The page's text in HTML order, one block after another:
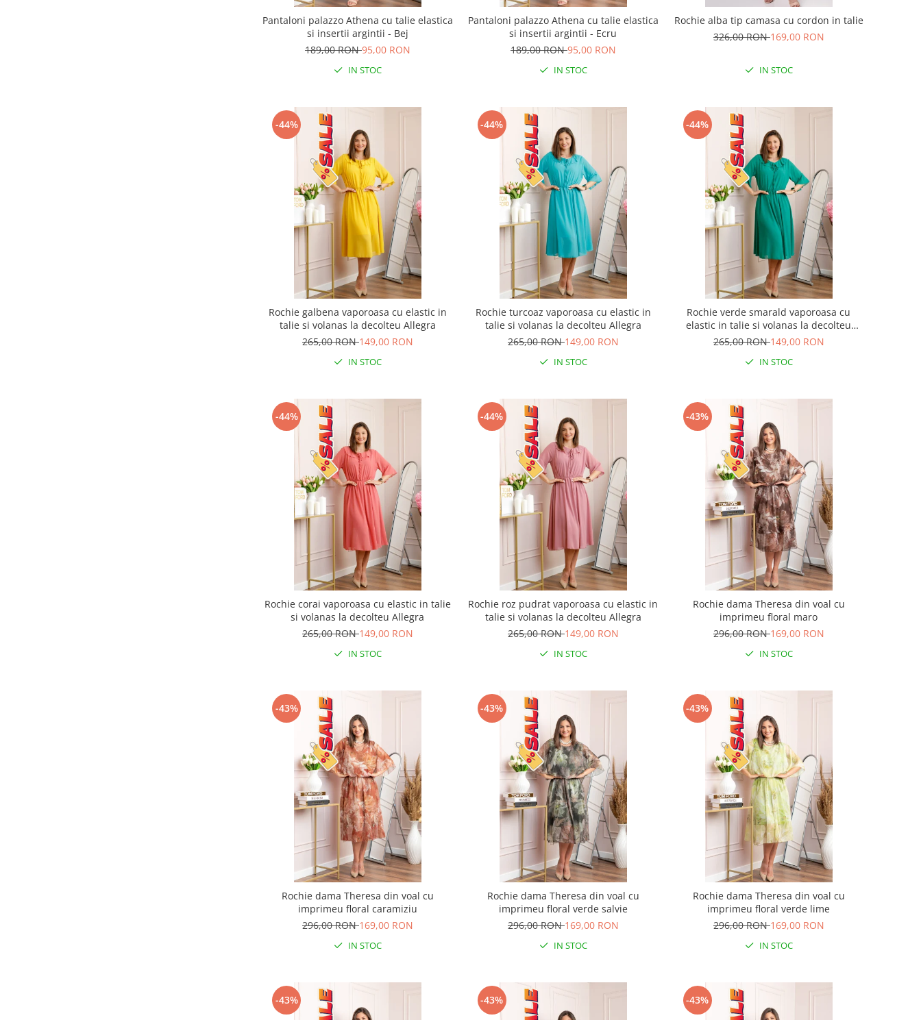
Pantaloni palazzo Athena cu talie elastica
si insertii argintii - Bej
189,00 RON95,00 RON
IN STOC
Pantaloni palazzo Athena cu talie elastica
si insertii argintii - Ecru
189,00 RON95,00 RON
IN STOC
Rochie alba tip camasa cu cordon in talie
326,00 RON169,00 RON
IN STOC
-44%
Rochie galbena vaporoasa cu elastic in
talie si volanas la decolteu Allegra
265,00 RON149,00 RON
IN STOC
-44%
Rochie turcoaz vaporoasa cu elastic in
talie si volanas la decolteu Allegra
265,00 RON149,00 RON
IN STOC
-44%
Rochie verde smarald vaporoasa cu
elastic in talie si volanas la decolteu
Allegra
265,00 RON149,00 RON
IN STOC
-44%
Rochie corai vaporoasa cu elastic in talie
si volanas la decolteu Allegra
265,00 RON149,00 RON
IN STOC
-44%
Rochie roz pudrat vaporoasa cu elastic in
talie si volanas la decolteu Allegra
265,00 RON149,00 RON
IN STOC
-43%
Rochie dama Theresa din voal cu
imprimeu floral maro
296,00 RON169,00 RON
IN STOC
-43%
Rochie dama Theresa din voal cu
imprimeu floral caramiziu
296,00 RON169,00 RON
IN STOC
-43%
Rochie dama Theresa din voal cu
imprimeu floral verde salvie
296,00 RON169,00 RON
IN STOC
-43%
Rochie dama Theresa din voal cu
imprimeu floral verde lime
296,00 RON169,00 RON
IN STOC
-43% -43% -43%